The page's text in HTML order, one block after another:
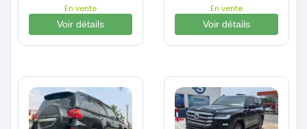
En vente
Voir détails
En vente
Voir détails